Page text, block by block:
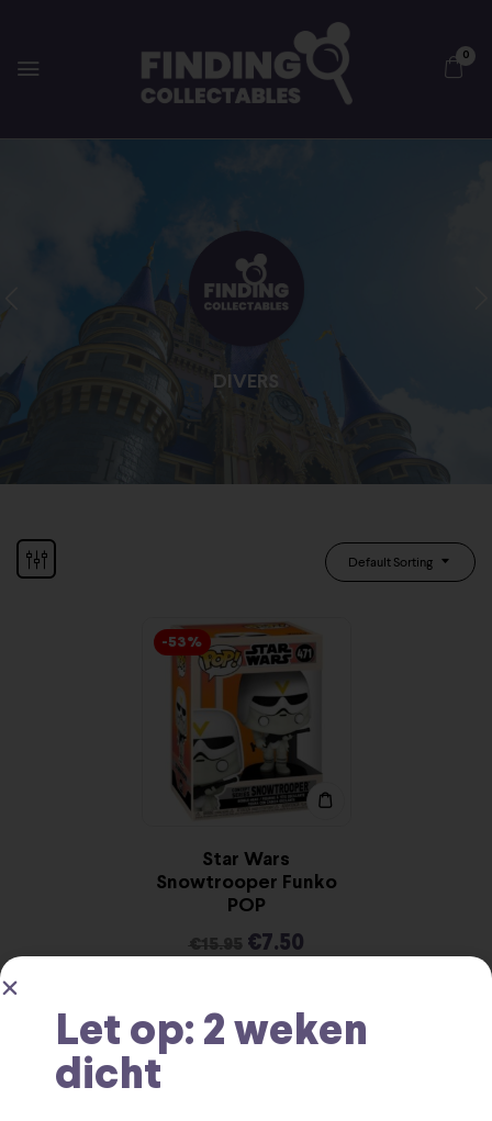
0
DIVERS
Default Sorting
-53%
Star Wars
Snowtrooper Funko
POP
€15.95 €7.50
Let op: 2 weken
dicht